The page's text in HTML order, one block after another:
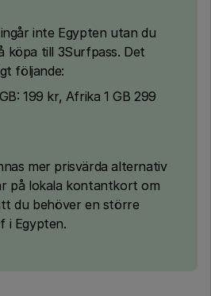
inte Egypten utan du
köpa till 3Surfpass. Det
följande:
199 kr, Afrika 1 GB 299
mer prisvärda alternativ
på lokala kontantkort om
du behöver en större
i Egypten.